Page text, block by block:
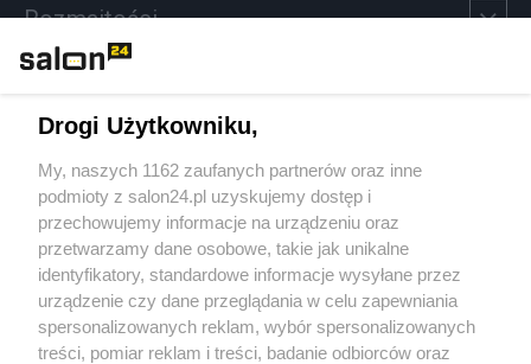
Rozmaitości
Sport
Społeczeństwo
Kultura
Drogi Użytkowniku,
My, naszych 1162 zaufanych partnerów oraz inne
podmioty z salon24.pl uzyskujemy dostęp i
przechowujemy informacje na urządzeniu oraz
przetwarzamy dane osobowe, takie jak unikalne
identyfikatory, standardowe informacje wysyłane przez
urządzenie czy dane przeglądania w celu zapewniania
spersonalizowanych reklam, wybór spersonalizowanych
treści, pomiar reklam i treści, badanie odbiorców oraz